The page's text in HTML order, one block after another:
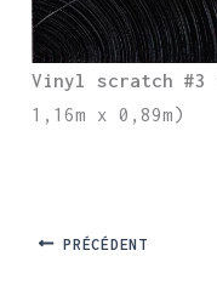
Vinyl scratch #3
1,16m x 0,89m)
PRÉCÉDENT